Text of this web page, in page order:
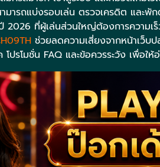
มารถแบ่งรอบเล่น ตรวจเครดิต และพั
2026 ที่ผู้เล่นส่วนใหญ่ต้องการความเร็
ช่วยลดความเสี่ยงจากหน้าเว็บ
ปรโมชั่น FAQ และข้อควรระวัง เพื่อให้